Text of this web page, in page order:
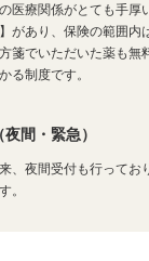
医療関係がとても手厚
があり、保険の範囲内
箋でいただいた薬も無
る制度です。
間・緊急）
、夜間受付も行ってお
。